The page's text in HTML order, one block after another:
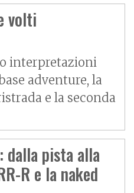
volti
interpretazioni
adventure, la
e la seconda
dalla pista alla
R e la naked